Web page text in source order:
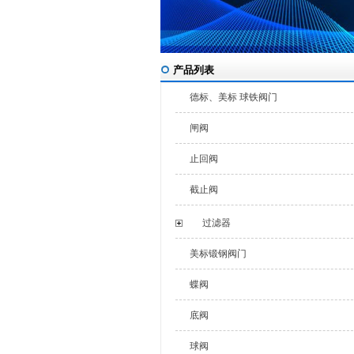
产品列表
德标、美标 球铁阀门
闸阀
止回阀
截止阀
过滤器
美标锻钢阀门
蝶阀
底阀
球阀